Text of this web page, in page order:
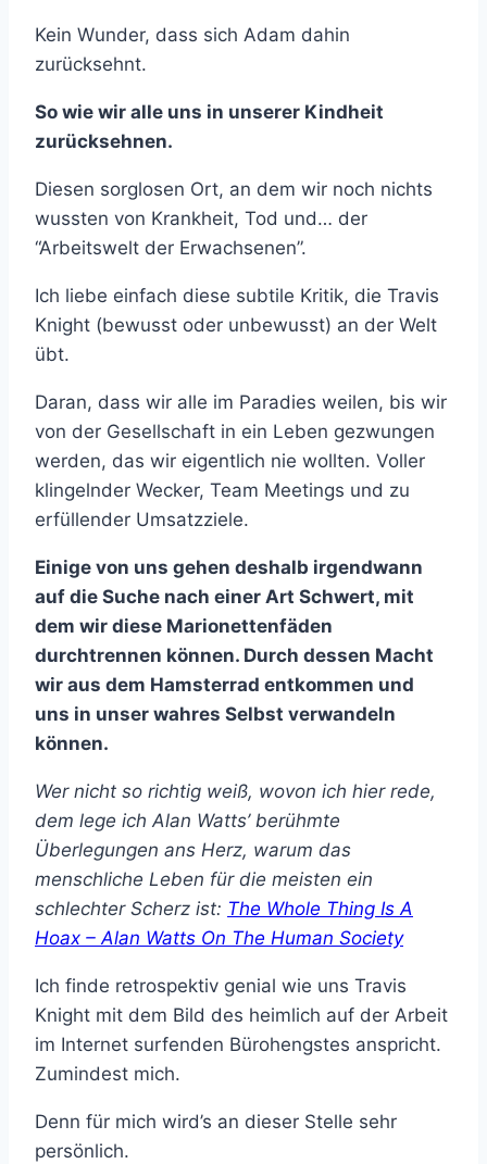
Kein Wunder, dass sich Adam dahin
zurücksehnt.
So wie wir alle uns in unserer Kindheit
zurücksehnen.
Diesen sorglosen Ort, an dem wir noch nichts
wussten von Krankheit, Tod und… der
“Arbeitswelt der Erwachsenen”.
Ich liebe einfach diese subtile Kritik, die Travis
Knight (bewusst oder unbewusst) an der Welt
übt.
Daran, dass wir alle im Paradies weilen, bis wir
von der Gesellschaft in ein Leben gezwungen
werden, das wir eigentlich nie wollten. Voller
klingelnder Wecker, Team Meetings und zu
erfüllender Umsatzziele.
Einige von uns gehen deshalb irgendwann
auf die Suche nach einer Art Schwert, mit
dem wir diese Marionettenfäden
durchtrennen können. Durch dessen Macht
wir aus dem Hamsterrad entkommen und
uns in unser wahres Selbst verwandeln
können.
Wer nicht so richtig weiß, wovon ich hier rede,
dem lege ich Alan Watts’ berühmte
Überlegungen ans Herz, warum das
menschliche Leben für die meisten ein
schlechter Scherz ist: The Whole Thing Is A
Hoax – Alan Watts On The Human Society
Ich finde retrospektiv genial wie uns Travis
Knight mit dem Bild des heimlich auf der Arbeit
im Internet surfenden Bürohengstes anspricht.
Zumindest mich.
Denn für mich wird’s an dieser Stelle sehr
persönlich.